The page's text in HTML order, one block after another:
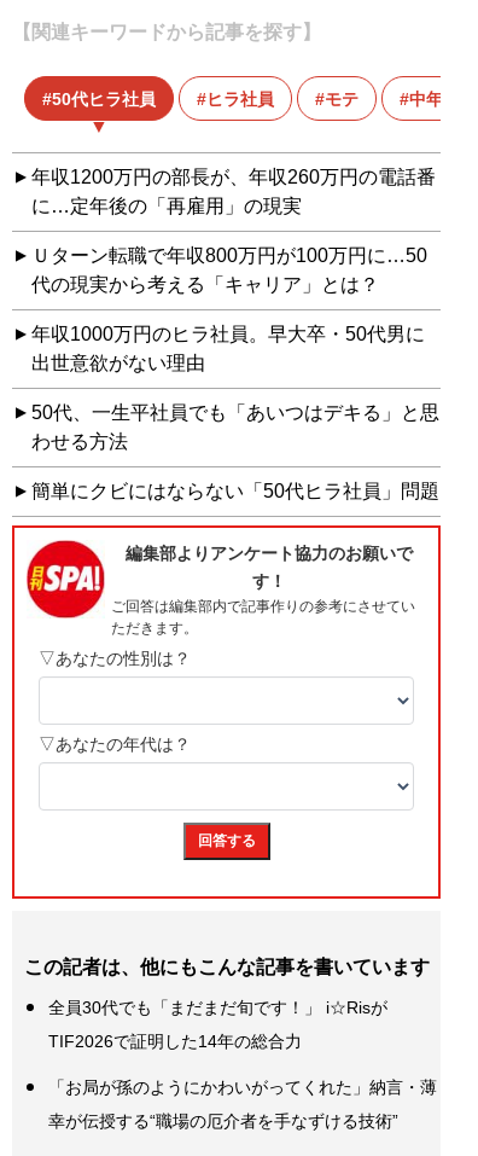
【関連キーワードから記事を探す】
50代ヒラ社員 ヒラ社員 モテ 中年
年収1200万円の部長が、年収260万円の電話番
に…定年後の「再雇用」の現実
Ｕターン転職で年収800万円が100万円に…50
代の現実から考える「キャリア」とは？
年収1000万円のヒラ社員。早大卒・50代男に
出世意欲がない理由
50代、一生平社員でも「あいつはデキる」と思
わせる方法
簡単にクビにはならない「50代ヒラ社員」問題
この記者は、他にもこんな記事を書いています
全員30代でも「まだまだ旬です！」 i☆Risが
TIF2026で証明した14年の総合力
「お局が孫のようにかわいがってくれた」納言・薄
幸が伝授する“職場の厄介者を手なずける技術”